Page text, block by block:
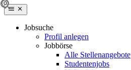
Jobsuche
Profil anlegen
Jobbörse
Alle Stellenangebote
Studentenjobs